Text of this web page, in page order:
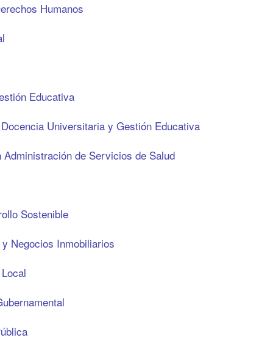
Humanos
Educativa
Universitaria y Gestión Educativa
de Servicios de Salud
Sostenible
Negocios Inmobiliarios